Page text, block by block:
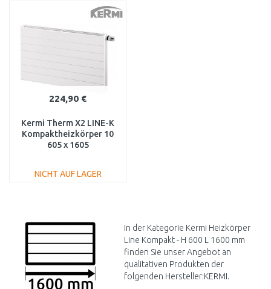
224,90 €
Kermi Therm X2 LINE-K
Kompaktheizkörper 10
605 x 1605
NICHT AUF LAGER
Vergleichen
In der Kategorie Kermi Heizkörper
Line Kompakt - H 600 L 1600 mm
finden Sie unser Angebot an
qualitativen Produkten der
folgenden Hersteller:KERMI.